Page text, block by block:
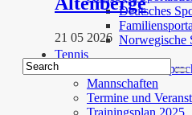
Deutsches
Norwegische
Tennis
Trainer und
Mannschaften
Termine und
Trainingsplan 2025
21 05 2026